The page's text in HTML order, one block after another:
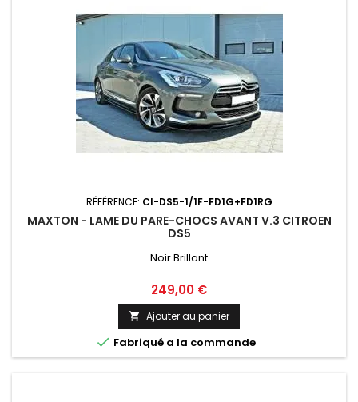
RÉFÉRENCE: CI-DS5-1/1F-FD1G+FD1RG
MAXTON - LAME DU PARE-CHOCS AVANT V.3 CITROEN
DS5
Noir Brillant
Prix
249,00 €
 Ajouter au panier
 Fabriqué a la commande